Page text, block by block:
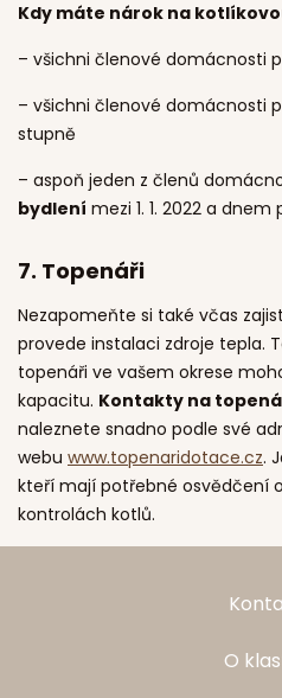
Kdy máte nárok na
– všichni členové domácnosti
– všichni členové domácnosti
stupně
– aspoň jeden z členů
bydlení mezi 1. 1. 2022 a
7. Topenáři
Nezapomeňte si také včas
provede instalaci zdroje tepla.
topenáři ve vašem okrese
kapacitu. Kontakty na
naleznete snadno podle své
webu www.topenaridotace.cz.
kteří mají potřebné osvědčení
kontrolách kotlů.
O